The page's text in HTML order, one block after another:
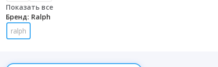
Показать все
Бренд: Ralph
ralph